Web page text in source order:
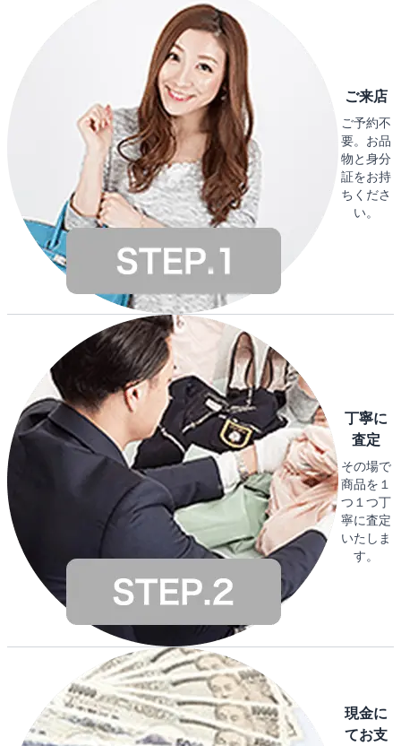
ご来店
ご予約不
要。お品
物と身分
証をお持
ちくださ
い。
丁寧に
査定
その場で
商品を１
つ１つ丁
寧に査定
いたしま
す。
現金に
てお支